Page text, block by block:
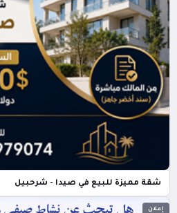
شقة مميزة للبيع في صيدا - شرحبيل
إعلان